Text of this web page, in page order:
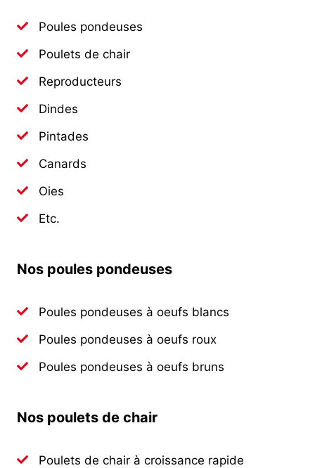
Poules pondeuses
Poulets de chair
Reproducteurs
Dindes
Pintades
Canards
Oies
Etc.
Nos poules pondeuses
Poules pondeuses à oeufs blancs
Poules pondeuses à oeufs roux
Poules pondeuses à oeufs bruns
Nos poulets de chair
Poulets de chair à croissance rapide